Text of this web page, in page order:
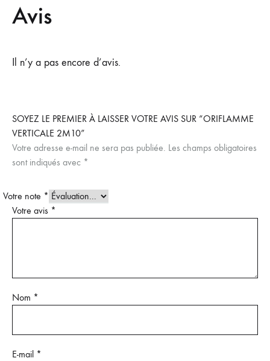
Avis
Il n’y a pas encore d’avis.
SOYEZ LE PREMIER À LAISSER VOTRE AVIS SUR “ORIFLAMME
VERTICALE 2M10”
Votre adresse e-mail ne sera pas publiée. Les champs obligatoires
sont indiqués avec *
Votre note *
Votre avis *
Nom *
E-mail *